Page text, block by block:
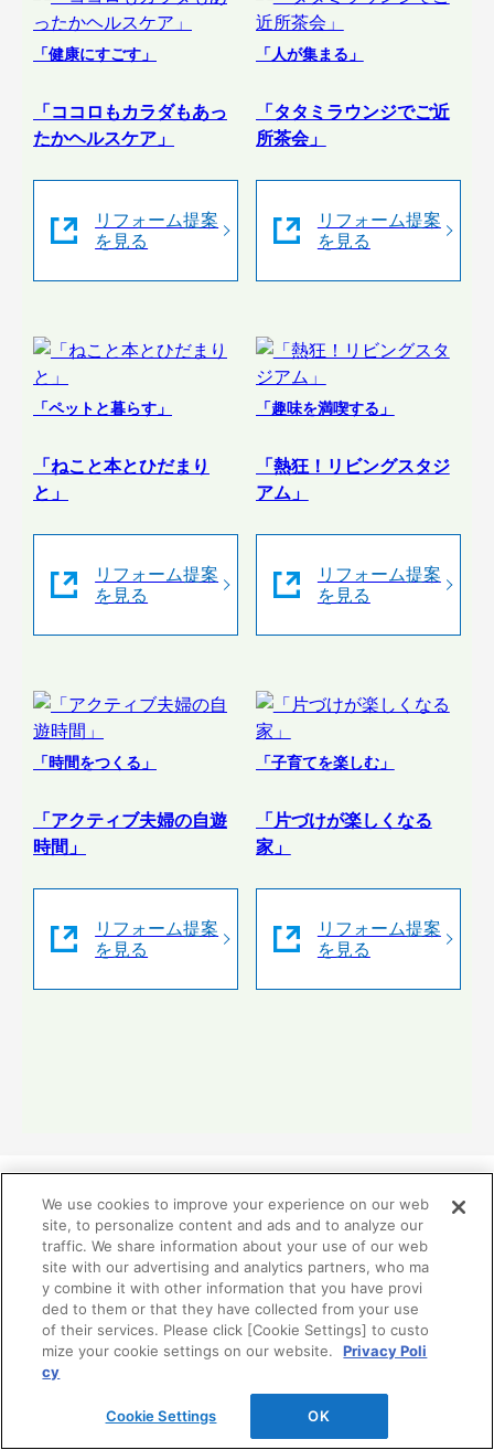
「健康にすごす」
「ココロもカラダもあっ
たかヘルスケア」
リフォーム提案
を見る
「人が集まる」
「タタミラウンジでご近
所茶会」
リフォーム提案
を見る
「ペットと暮らす」
「ねこと本とひだまり
と」
リフォーム提案
を見る
「趣味を満喫する」
「熱狂！リビングスタジ
アム」
リフォーム提案
を見る
「時間をつくる」
「アクティブ夫婦の自遊
時間」
リフォーム提案
を見る
「子育てを楽しむ」
「片づけが楽しくなる
家」
リフォーム提案
を見る
リフォーム分野業務提携関連
TOTO、DAIKEN、YKK APの3社はお客様の暮らしの価
値向上を目指して、リモデル分野で2002年から業務提携
しています。
We use cookies to improve your experience on our web
site, to personalize content and ads and to analyze our
traffic. We share information about your use of our web
site with our advertising and analytics partners, who ma
y combine it with other information that you have provi
ded to them or that they have collected from your use
of their services. Please click [Cookie Settings] to custo
mize your cookie settings on our website.
Privacy Poli
cy
Cookie Settings OK